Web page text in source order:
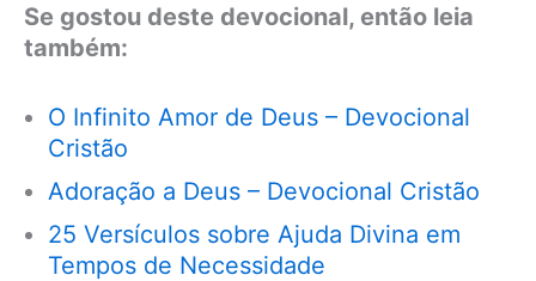
Se gostou deste devocional, então leia
também:
O Infinito Amor de Deus – Devocional
Cristão
Adoração a Deus – Devocional Cristão
25 Versículos sobre Ajuda Divina em
Tempos de Necessidade